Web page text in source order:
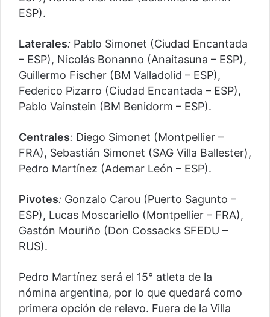
ESP).
Laterales: Pablo Simonet (Ciudad Encantada
– ESP), Nicolás Bonanno (Anaitasuna – ESP),
Guillermo Fischer (BM Valladolid – ESP),
Federico Pizarro (Ciudad Encantada – ESP),
Pablo Vainstein (BM Benidorm – ESP).
Centrales: Diego Simonet (Montpellier –
FRA), Sebastián Simonet (SAG Villa Ballester),
Pedro Martínez (Ademar León – ESP).
Pivotes: Gonzalo Carou (Puerto Sagunto –
ESP), Lucas Moscariello (Montpellier – FRA),
Gastón Mouriño (Don Cossacks SFEDU –
RUS).
Pedro Martínez será el 15° atleta de la
nómina argentina, por lo que quedará como
primera opción de relevo. Fuera de la Villa